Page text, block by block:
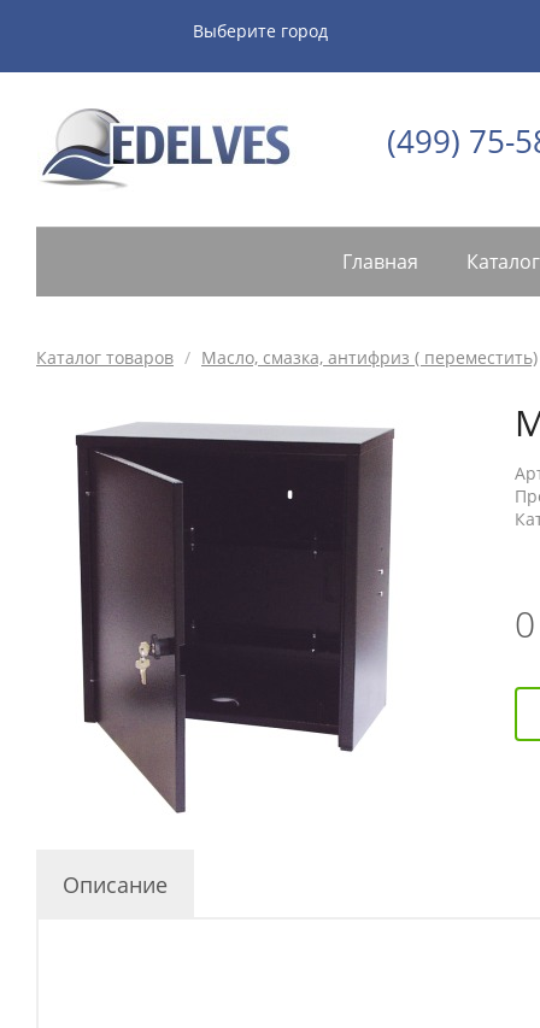
Выберите город
(499) 75-
Главная
Каталог товаров / Масло, смазка, антифриз ( переместить)
Описание